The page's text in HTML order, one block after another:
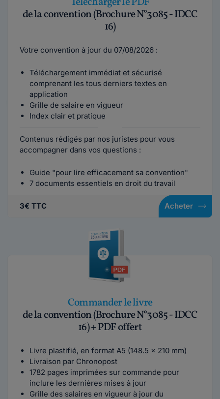
de la convention (Brochure N°3085 - IDCC
16)
Votre convention à jour du 07/08/2026 :
Téléchargement immédiat et sécurisé
comprenant les tous derniers textes en
application
Grille de salaire en vigueur
Index clair et pratique
Contenus rédigés par nos juristes pour vous
accompagner dans vos questions :
Guide "pour lire efficacement sa convention"
7 documents essentiels en droit du travail
3€ TTC Acheter
Commander le livre
de la convention (Brochure N°3085 - IDCC
16) + PDF offert
Livre plastifié, en format A5 (148.5 x 210 mm)
Livraison par Chronopost
1782 pages imprimées sur commande pour
inclure les dernières mises à jour
Grille des salaires en vigueur à jour du